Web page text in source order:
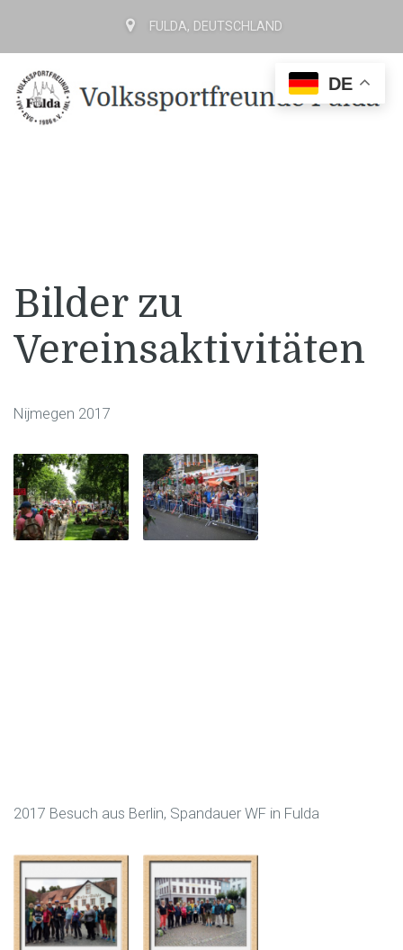
FULDA, DEUTSCHLAND
Bilder zu
Vereinsaktivitäten
Nijmegen 2017
2017 Besuch aus Berlin, Spandauer WF in Fulda
DE